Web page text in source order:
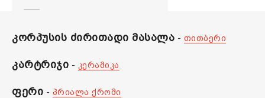
კორპუსის ძირითადი მასალა - თითბერი
კარტრიჯი - კერამიკა
ფერი - პრიალა ქრომი